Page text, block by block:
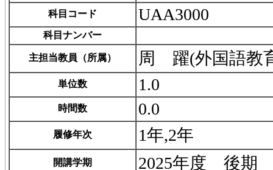
科目コード UAA3000
科目ナンバー
主担当教員（所属） 周 躍(外国語教
単位数 1.0
時間数 0.0
履修年次 1年,2年
開講学期 2025年度 後期